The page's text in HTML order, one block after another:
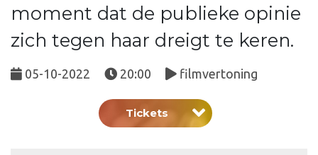
moment dat de publieke opinie
zich tegen haar dreigt te keren.
05-10-2022 20:00 filmvertoning
Tickets